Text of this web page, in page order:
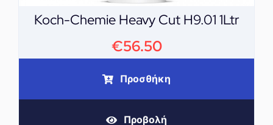
Koch-Chemie Heavy Cut H9.01 1Ltr
€56.50
Προσθήκη
Προβολή